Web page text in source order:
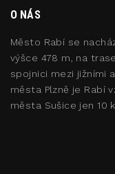
O NÁS
Město Rabí se
výšce 478 m, na
spojnici mezi jižními
města Plzně je Rabí
města Sušice jen 10